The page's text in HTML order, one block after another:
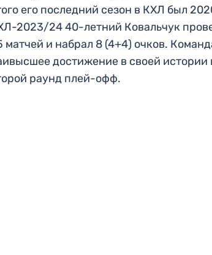
его последний сезон в КХЛ был
2023/24 40-летний Ковальчук
матчей и набрал 8 (4+4) очков.
достижение в своей
раунд плей-офф.